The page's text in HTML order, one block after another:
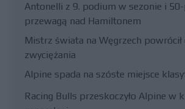
Antonelli z 9. podium w sezonie i
przewagą nad Hamiltonem
Mistrz świata na Węgrzech powrócił
zwyciężania
Alpine spada na szóste miejsce
Racing Bulls przeskoczyło Alpine w